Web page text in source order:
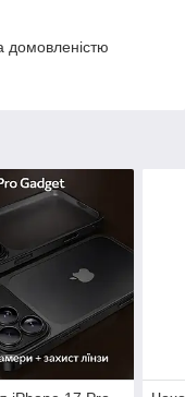
домовленістю